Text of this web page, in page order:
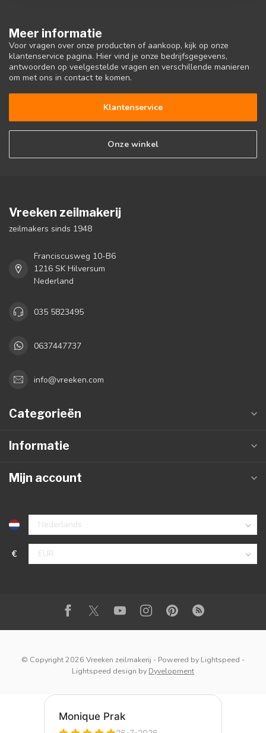
Meer informatie
Voor vragen over onze producten of aankoop, kijk op onze
klantenservice pagina. Hier vind je onze bedrijfsgegevens,
antwoorden op veelgestelde vragen en verschillende manieren
om met ons in contact te komen.
Klantenservice
Onze winkel
Vreeken zeilmakerij
zeilmakers sinds 1948
Franciscusweg 10-B6
1216 SK Hilversum
Nederland
035 5823495
0637447737
info@vreeken.com
Categorieën
Informatie
Mijn account
€
© Copyright 2026 Vreeken zeilmakerij - Powered by Lightspeed -
Lightspeed design by Dyvelopment